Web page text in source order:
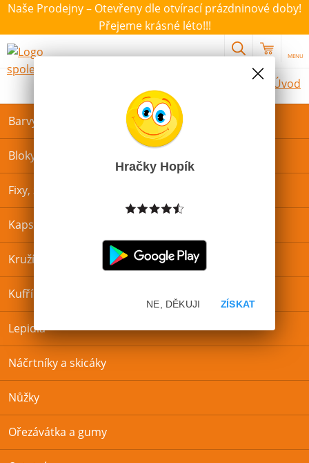
Naše Prodejny – Otevřeny dle otvírací prázdninové doby!
Přejeme krásné léto!!!
MENU
Úvod
Barvy a štětce
Bloky, záznamové knihy a památníky
Fixy, zvýrazňovače a popisovače
Kapsáře a zástěrky na VV
Kružítka
Kufříky
Lepidla
Náčrtníky a skicáky
Nůžky
Ořezávátka a gumy
Hračky Hopík
ZÍSKAT
NE, DĚKUJI